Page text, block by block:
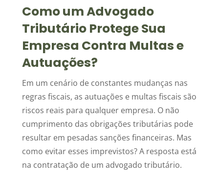
Como um Advogado
Tributário Protege Sua
Empresa Contra Multas e
Autuações?
Em um cenário de constantes mudanças nas
regras fiscais, as autuações e multas fiscais são
riscos reais para qualquer empresa. O não
cumprimento das obrigações tributárias pode
resultar em pesadas sanções financeiras. Mas
como evitar esses imprevistos? A resposta está
na contratação de um advogado tributário.